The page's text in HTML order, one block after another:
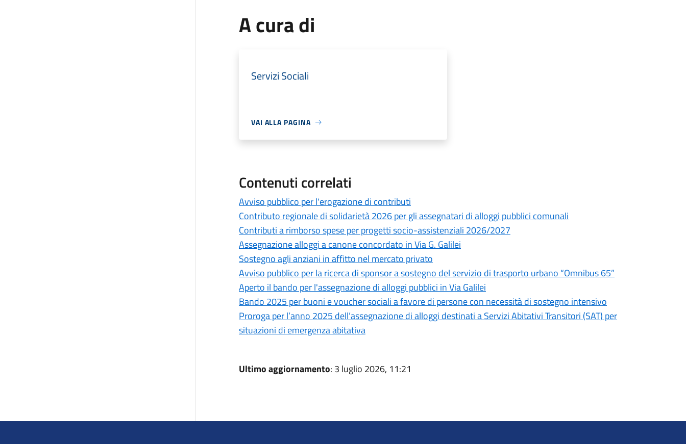
A cura di
Servizi Sociali
VAI ALLA PAGINA
Contenuti correlati
Avviso pubblico per l'erogazione di contributi
Contributo regionale di solidarietà 2026 per gli assegnatari di alloggi pubblici comunali
Contributi a rimborso spese per progetti socio-assistenziali 2026/2027
Assegnazione alloggi a canone concordato in Via G. Galilei
Sostegno agli anziani in affitto nel mercato privato
Avviso pubblico per la ricerca di sponsor a sostegno del servizio di trasporto urbano “Omnibus 65”
Aperto il bando per l'assegnazione di alloggi pubblici in Via Galilei
Bando 2025 per buoni e voucher sociali a favore di persone con necessità di sostegno intensivo
Proroga per l’anno 2025 dell’assegnazione di alloggi destinati a Servizi Abitativi Transitori (SAT) per
situazioni di emergenza abitativa
Ultimo aggiornamento: 3 luglio 2026, 11:21